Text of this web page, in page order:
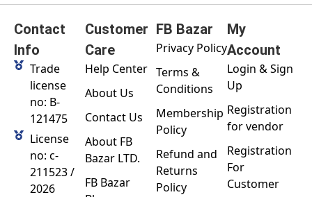
Contact
Info
Trade
license
no: B-
121475
License
no: c-
211523 /
2026
Customer
Care
Help Center
About Us
Contact Us
About FB
Bazar LTD.
FB Bazar
FB Bazar
Privacy Policy
Terms &
Conditions
Membership
Policy
Refund and
Returns
Policy
My
Account
Login & Sign
Up
Registration
for vendor
Registration
For
Customer